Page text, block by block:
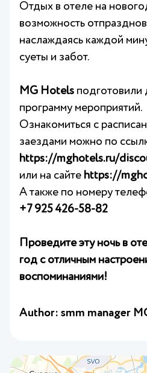
Отдых в отеле на
возможность
наслаждаясь каждой
суеты и забот.
MG Hotels
программу мероприятий.
Ознакомиться с
заездами можно по
https://mghotels.ru/
или на сайте https://
А также по номеру
+7 925 426‑58‑82
Проведите эту ночь в
год с отличным
воспоминаниями!
Author: smm manager